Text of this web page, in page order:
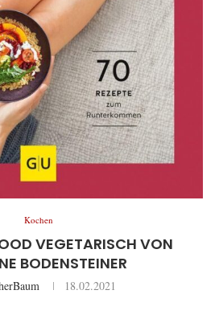
Kochen
VEGETARISCH VON
BODENSTEINER
18.02.2021